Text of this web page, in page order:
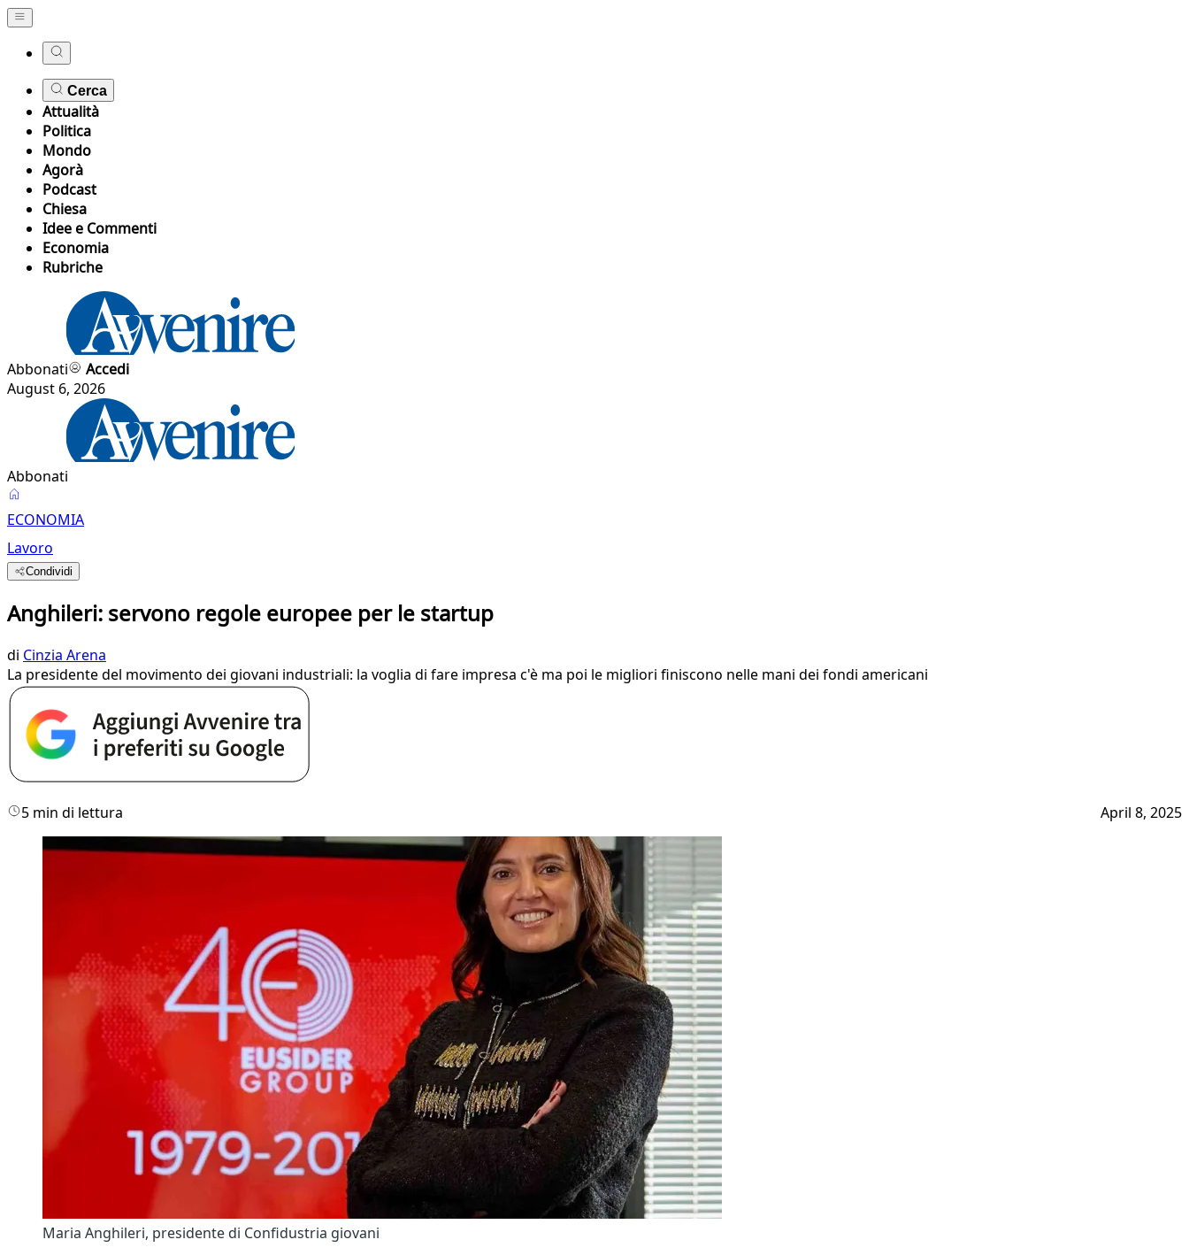
Cerca
Attualità
Politica
Mondo
Agorà
Podcast
Chiesa
Idee e Commenti
Economia
Rubriche
Abbonati
Accedi
August 6, 2026
Abbonati
ECONOMIA
Lavoro
Condividi
Anghileri: servono regole europee per le startup
di Cinzia Arena
La presidente del movimento dei giovani industriali: la voglia di fare impresa c'è ma poi le migliori finiscono nelle mani dei fondi americani
5 min di lettura April 8, 2025
Maria Anghileri, presidente di Confidustria giovani